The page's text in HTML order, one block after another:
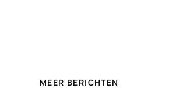
MEER BERICHTEN